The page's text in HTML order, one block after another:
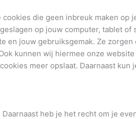
die geen inbreuk maken op
op jouw computer, tablet of
en jouw gebruiksgemak. Ze zorgen
kunnen wij hiermee onze
meer opslaat. Daarnaast kun
heb je het recht om je